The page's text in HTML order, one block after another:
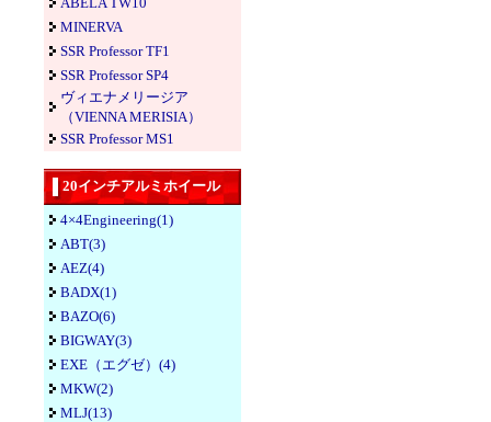
MINERVA
SSR Professor TF1
SSR Professor SP4
ヴィエナメリージア
（VIENNA MERISIA）
SSR Professor MS1
20インチアルミホイール
4×4Engineering(1)
ABT(3)
AEZ(4)
BADX(1)
BAZO(6)
BIGWAY(3)
EXE（エグゼ）(4)
MKW(2)
MLJ(13)